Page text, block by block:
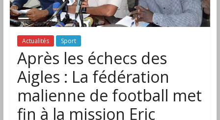
Actualités Sport
Après les échecs des
Aigles : La fédération
malienne de football met
fin à la mission Eric